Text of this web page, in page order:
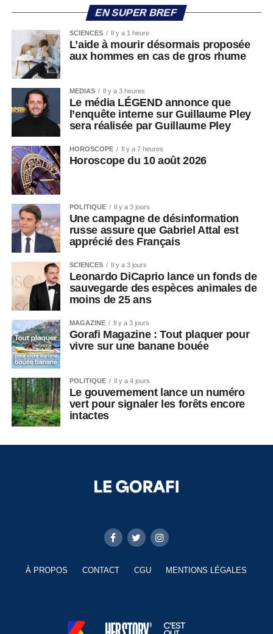
EN SUPER BREF
SCIENCES Il y a 1 heure
L’aide à mourir désormais proposée
aux hommes en cas de gros rhume
MEDIAS Il y a 3 heures
Le média LÉGEND annonce que
l’enquête interne sur Guillaume Pley
sera réalisée par Guillaume Pley
HOROSCOPE Il y a 7 heures
Horoscope du 10 août 2026
POLITIQUE Il y a 3 jours
Une campagne de désinformation
russe assure que Gabriel Attal est
apprécié des Français
SCIENCES Il y a 3 jours
Leonardo DiCaprio lance un fonds de
sauvegarde des espèces animales de
moins de 25 ans
MAGAZINE Il y a 3 jours
Gorafi Magazine : Tout plaquer pour
vivre sur une banane bouée
POLITIQUE Il y a 4 jours
Le gouvernement lance un numéro
vert pour signaler les forêts encore
intactes
À PROPOS CONTACT CGU MENTIONS LÉGALES